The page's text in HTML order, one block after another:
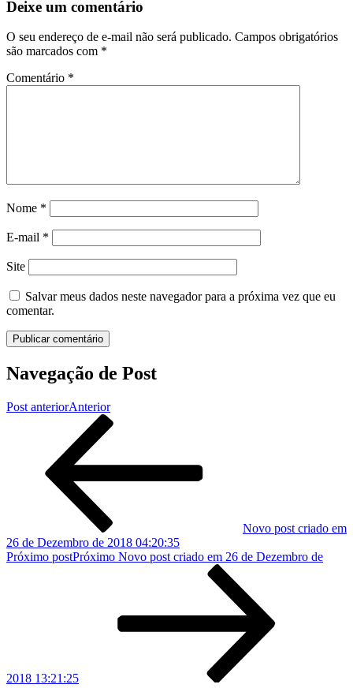
Deixe um comentário
O seu endereço de e-mail não será publicado. Campos obrigatórios
são marcados com *
Comentário *
Nome *
E-mail *
Site
Salvar meus dados neste navegador para a próxima vez que eu
comentar.
Navegação de Post
Post anteriorAnterior
Novo post criado em
26 de Dezembro de 2018 04:20:35
Próximo postPróximo Novo post criado em 26 de Dezembro de
2018 13:21:25